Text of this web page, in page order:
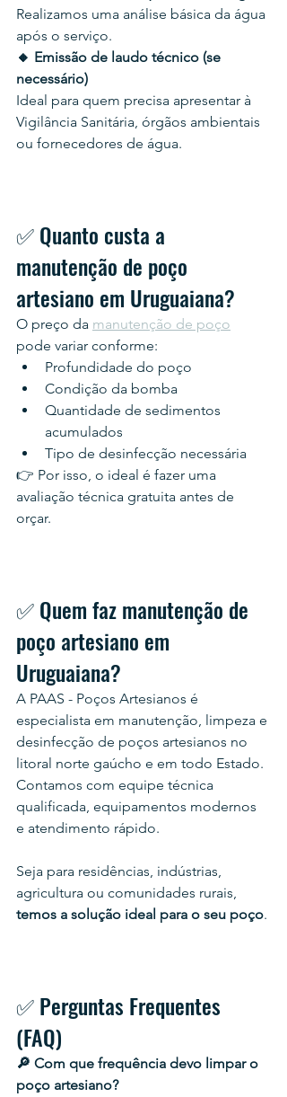
Realizamos uma análise básica da água
após o serviço.
🔸 Emissão de laudo técnico (se
necessário)
Ideal para quem precisa apresentar à
Vigilância Sanitária, órgãos ambientais
ou fornecedores de água.
✅ Quanto custa a
manutenção de poço
artesiano em Uruguaiana?
O preço da manutenção de poço
pode variar conforme:
Profundidade do poço
Condição da bomba
Quantidade de sedimentos
acumulados
Tipo de desinfecção necessária
👉 Por isso, o ideal é fazer uma
avaliação técnica gratuita antes de
orçar.
✅ Quem faz manutenção de
poço artesiano em
Uruguaiana?
A PAAS - Poços Artesianos é
especialista em manutenção, limpeza e
desinfecção de poços artesianos no
litoral norte gaúcho e em todo Estado.
Contamos com equipe técnica
qualificada, equipamentos modernos
e atendimento rápido.
Seja para residências, indústrias,
agricultura ou comunidades rurais,
temos a solução ideal para o seu poço.
✅ Perguntas Frequentes
(FAQ)
🔎 Com que frequência devo limpar o
poço artesiano?